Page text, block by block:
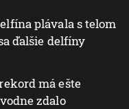
plávala s telom
ďalšie delfíny
má ešte
zdalo